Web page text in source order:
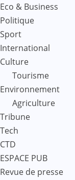
Eco & Business
Politique
Sport
International
Culture
Tourisme
Environnement
Agriculture
Tribune
Tech
CTD
ESPACE PUB
Revue de presse